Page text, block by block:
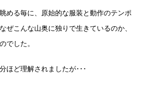
める毎に、原始的な服装と動作のテンポ
ぜこんな山奥に独りで生きているのか、
でした。
ほど理解されましたが･･･